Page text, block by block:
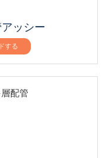
ッシー
する